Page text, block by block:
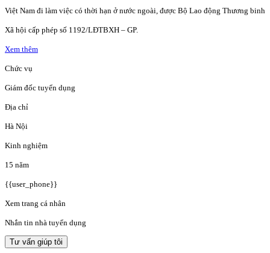
Việt Nam đi làm việc có thời hạn ở nước ngoài, được Bộ Lao động Thương binh
Xã hội cấp phép số 1192/LĐTBXH – GP.
Xem thêm
Chức vụ
Giám đốc tuyển dụng
Địa chỉ
Hà Nội
Kinh nghiệm
15 năm
{{user_phone}}
Xem trang cá nhân
Nhắn tin nhà tuyển dụng
Tư vấn giúp tôi